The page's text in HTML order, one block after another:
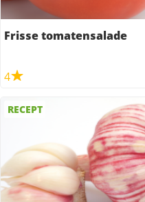
Frisse tomatensalade
4
RECEPT